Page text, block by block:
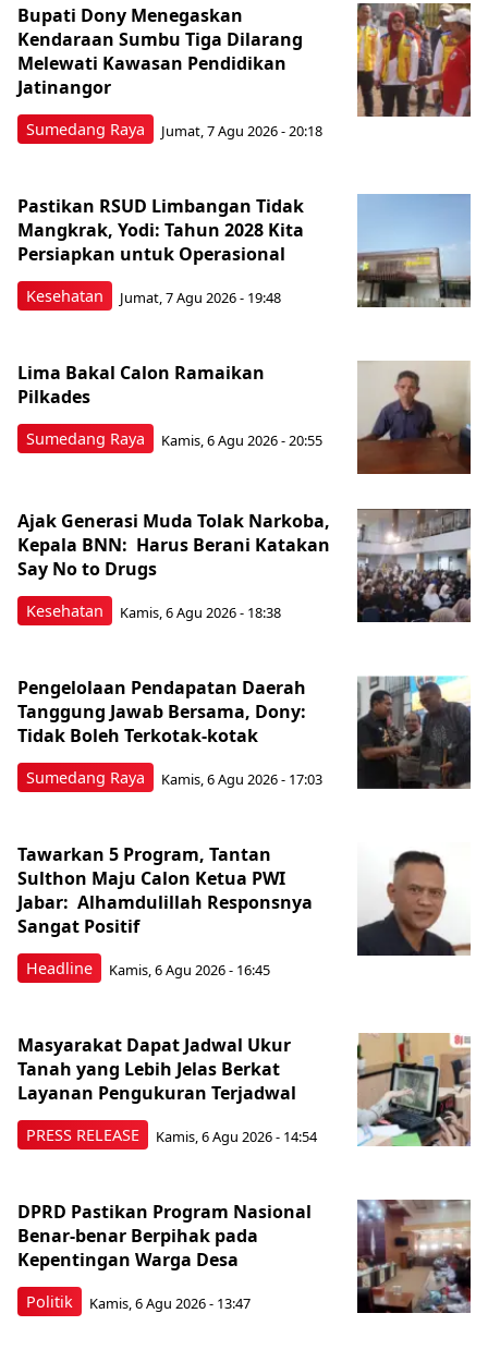
Sumedang Raya
Bupati Dony Menegaskan
Kendaraan Sumbu Tiga Dilarang
Melewati Kawasan Pendidikan
Jatinangor
Jumat, 7 Agu 2026 - 20:18
Kesehatan
Pastikan RSUD Limbangan Tidak
Mangkrak, Yodi: Tahun 2028 Kita
Persiapkan untuk Operasional
Jumat, 7 Agu 2026 - 19:48
Sumedang Raya
Lima Bakal Calon Ramaikan
Pilkades
Kamis, 6 Agu 2026 - 20:55
Kesehatan
Ajak Generasi Muda Tolak Narkoba,
Kepala BNN: Harus Berani Katakan
Say No to Drugs
Kamis, 6 Agu 2026 - 18:38
Sumedang Raya
Pengelolaan Pendapatan Daerah
Tanggung Jawab Bersama, Dony:
Tidak Boleh Terkotak-kotak
Kamis, 6 Agu 2026 - 17:03
Headline
Tawarkan 5 Program, Tantan
Sulthon Maju Calon Ketua PWI
Jabar: Alhamdulillah Responsnya
Sangat Positif
Kamis, 6 Agu 2026 - 16:45
PRESS RELEASE
Masyarakat Dapat Jadwal Ukur
Tanah yang Lebih Jelas Berkat
Layanan Pengukuran Terjadwal
Kamis, 6 Agu 2026 - 14:54
Politik
DPRD Pastikan Program Nasional
Benar-benar Berpihak pada
Kepentingan Warga Desa
Kamis, 6 Agu 2026 - 13:47